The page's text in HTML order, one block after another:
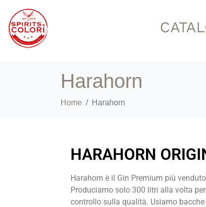
Harahorn
Home Harahorn
HARAHORN
Harahorn è il Gin Premium più
Produciamo solo 300 litri alla volta per
controllo sulla qualità. Usiamo bacche